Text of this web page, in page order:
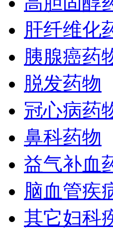
肝纤维化
胰腺癌药
脱发药物
冠心病药
鼻科药物
益气补血
脑血管疾
其它妇科